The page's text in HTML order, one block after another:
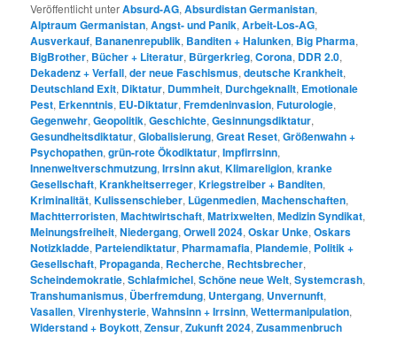
Veröffentlicht unterAbsurd-AG,Absurdistan Germanistan,
Alptraum Germanistan,Angst- und Panik,Arbeit-Los-AG,
Ausverkauf, Bananenrepublik, Banditen + Halunken, Big Pharma,
BigBrother, Bücher + Literatur, Bürgerkrieg,Corona, DDR 2.0,
Dekadenz + Verfall,der neue Faschismus,deutsche Krankheit,
Deutschland Exit, Diktatur, Dummheit, Durchgeknallt, Emotionale
Pest, Erkenntnis, EU-Diktatur,Fremdeninvasion,Futurologie,
Gegenwehr,Geopolitik,Geschichte,Gesinnungsdiktatur,
Gesundheitsdiktatur,Globalisierung,Great Reset,Größenwahn +
Psychopathen,grün-rote Ökodiktatur,Impfirrsinn,
Innenweltverschmutzung,Irrsinn akut,Klimareligion,kranke
Gesellschaft,Krankheitserreger,Kriegstreiber + Banditen,
Kriminalität,Kulissenschieber, Lügenmedien,Machenschaften,
Machtterroristen,Machtwirtschaft,Matrixwelten,Medizin Syndikat,
Meinungsfreiheit,Niedergang,Orwell 2024,Oskar Unke,Oskars
Notizkladde, Parteiendiktatur, Pharmamafia, Plandemie, Politik +
Gesellschaft, Propaganda, Recherche, Rechtsbrecher,
Scheindemokratie,Schlafmichel,Schöne neue Welt,Systemcrash,
Transhumanismus, Überfremdung, Untergang, Unvernunft,
Vasallen,Virenhysterie,Wahnsinn + Irrsinn,Wettermanipulation,
Widerstand + Boykott,Zensur,Zukunft 2024,Zusammenbruch